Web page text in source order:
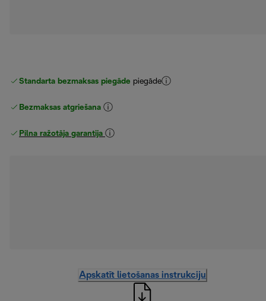
Standarta bezmaksas piegāde piegāde
Bezmaksas atgriešana
Pilna ražotāja garantija
Apskatīt lietošanas instrukciju